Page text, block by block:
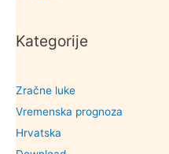
Kategorije
Zračne luke
Vremenska prognoza
Hrvatska